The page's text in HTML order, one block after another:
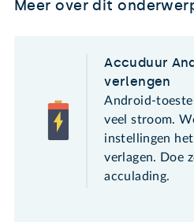
Meer over dit
Accuduur
verlengen
Android-
veel stroom.
instellingen
verlagen. Doe
acculading.